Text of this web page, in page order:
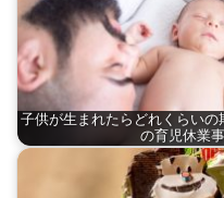
子供が生まれたらどれくらいの
の育児休業